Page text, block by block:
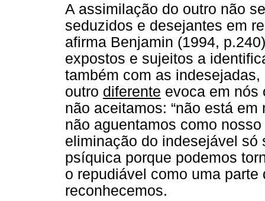
A assimilação do outro não
seduzidos e desejantes em
afirma Benjamin (1994,
expostos e sujeitos a
também com as
outro diferente evoca em nós
não aceitamos: “não está
não aguentamos como
eliminação do indesejável
psíquica porque podemos
o repudiável como uma
reconhecemos.